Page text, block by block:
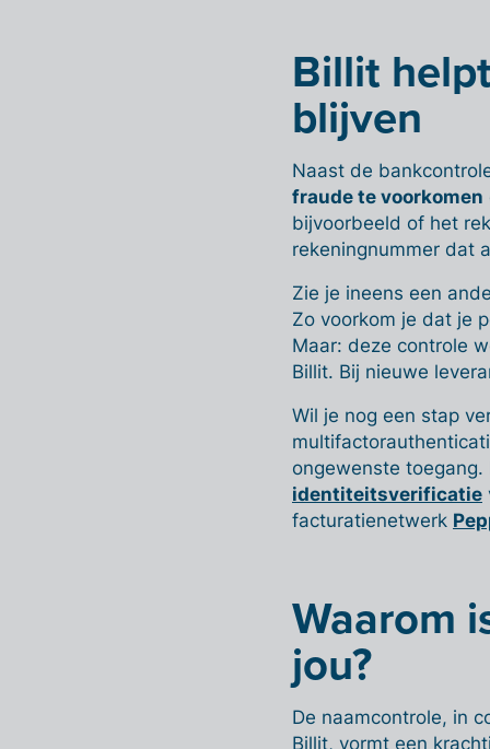
Billit
blijven
Naast de
fraude te voorkomen
bijvoorbeeld of het
rekeningnummer dat
Zie je ineens een
Zo voorkom je dat je
Maar: deze controle
Billit. Bij nieuwe
Wil je nog een stap
ongewenste
identiteitsverificatie
facturatienetwerk
Waarom
jou?
De naamcontrole, in
Billit, vormt een